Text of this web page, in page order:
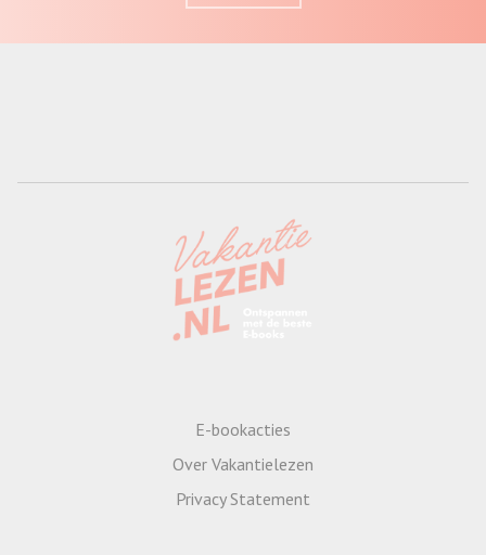
E-bookacties
Over Vakantielezen
Privacy Statement